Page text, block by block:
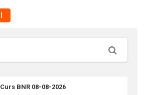
Căutare
Curs BNR 08-08-2026